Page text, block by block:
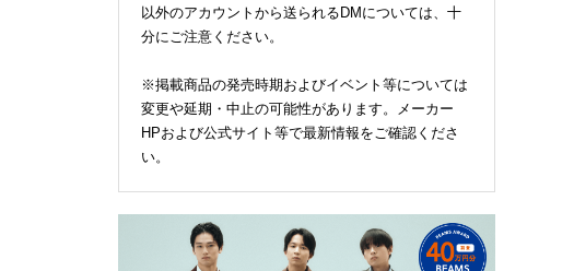
以外のアカウントから送られるDMについては、十
分にご注意ください。
※掲載商品の発売時期およびイベント等については
変更や延期・中止の可能性があります。メーカー
HPおよび公式サイト等で最新情報をご確認くださ
い。